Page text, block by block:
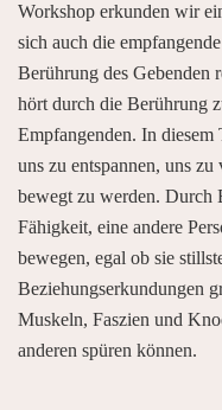
Workshop erkunden wir
sich auch die
Berührung des Gebenden
hört durch die Berührung
Empfangenden. In
uns zu entspannen, uns
bewegt zu werden. Durch
Fähigkeit, eine andere
bewegen, egal ob sie
Beziehungserkundungen
Muskeln, Faszien und
anderen spüren können.